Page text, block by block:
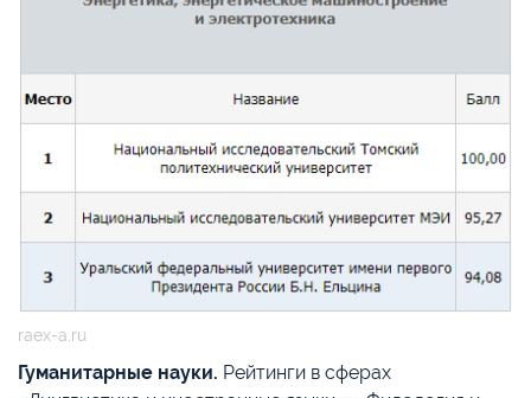
raex-a.ru
Гуманитарные науки. Рейтинги в сферах